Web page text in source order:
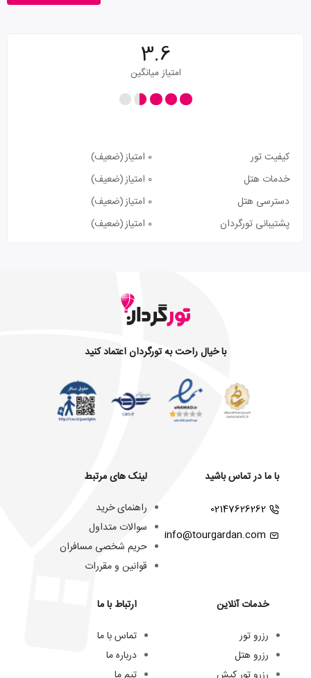
3.6
امتیاز میانگین
کیفیت تور 0 امتیاز
(ضعیف)
خدمات هتل
0 امتیاز
(ضعیف)
دسترسی هتل
0 امتیاز
(ضعیف)
پشتیبانی تورگردان
0 امتیاز (ضعیف)
با خیال راحت به تورگردان اعتماد کنید
با ما در تماس باشید
02147626262
info@tourgardan.com
خدمات آنلاین
رزرو تور
رزرو هتل
لینک های مرتبط
راهنمای خرید
سوالات متداول
حریم شخصی مسافران
قوانین و مقررات
ارتباط با ما
تماس با ما
درباره ما